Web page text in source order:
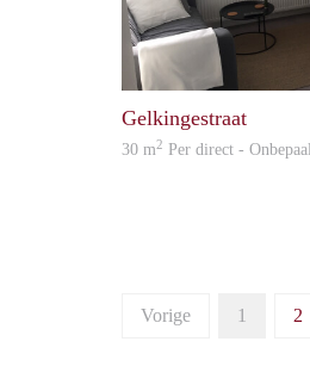
Gelkingestraat
30 m2 Per direct -
Vorige 1 2